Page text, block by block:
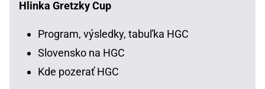
Hlinka Gretzky Cup
Program, výsledky, tabuľka HGC
Slovensko na HGC
Kde pozerať HGC